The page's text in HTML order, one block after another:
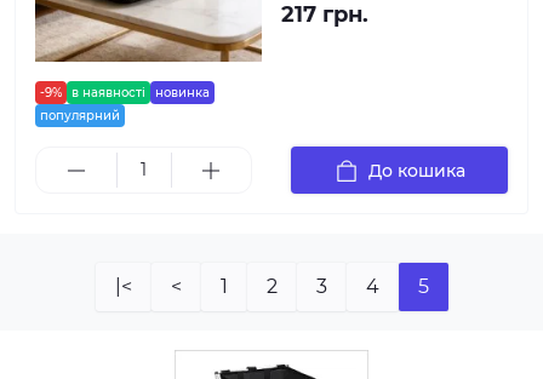
-9% в наявності
новинка
популярний
217 грн.
До кошика
|< < 1 2 3 4 5